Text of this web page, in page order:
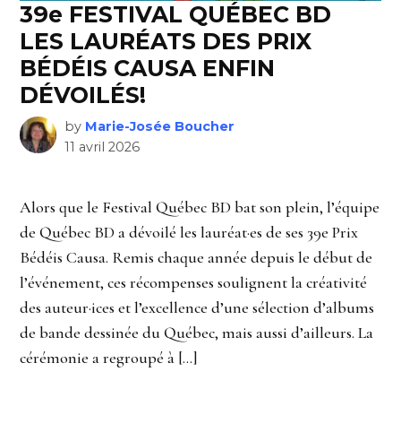
39e FESTIVAL QUÉBEC BD
LES LAURÉATS DES PRIX
BÉDÉIS CAUSA ENFIN
DÉVOILÉS!
by Marie-Josée Boucher
11 avril 2026
Alors que le Festival Québec BD bat son plein, l’équipe
de Québec BD a dévoilé les lauréat·es de ses 39e Prix
Bédéis Causa. Remis chaque année depuis le début de
l’événement, ces récompenses soulignent la créativité
des auteur·ices et l’excellence d’une sélection d’albums
de bande dessinée du Québec, mais aussi d’ailleurs. La
cérémonie a regroupé à […]